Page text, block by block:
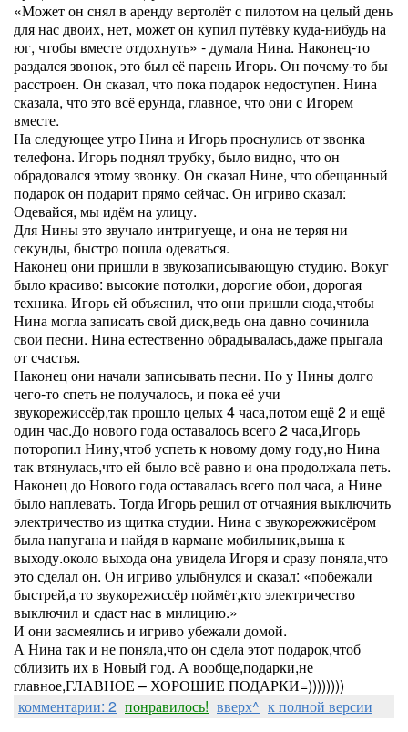
«Может он снял в аренду вертолёт с пилотом на целый день
для нас двоих, нет, может он купил путёвку куда-нибудь на
юг, чтобы вместе отдохнуть» - думала Нина. Наконец-то
раздался звонок, это был её парень Игорь. Он почему-то бы
расстроен. Он сказал, что пока подарок недоступен. Нина
сказала, что это всё ерунда, главное, что они с Игорем
вместе.
На следующее утро Нина и Игорь проснулись от звонка
телефона. Игорь поднял трубку, было видно, что он
обрадовался этому звонку. Он сказал Нине, что обещанный
подарок он подарит прямо сейчас. Он игриво сказал:
Одевайся, мы идём на улицу.
Для Нины это звучало интригуеще, и она не теряя ни
секунды, быстро пошла одеваться.
Наконец они пришли в звукозаписывающую студию. Вокуг
было красиво: высокие потолки, дорогие обои, дорогая
техника. Игорь ей объяснил, что они пришли сюда,чтобы
Нина могла записать свой диск,ведь она давно сочинила
свои песни. Нина естественно обрадывалась,даже прыгала
от счастья.
Наконец они начали записывать песни. Но у Нины долго
чего-то спеть не получалось, и пока её учи
звукорежиссёр,так прошло целых 4 часа,потом ещё 2 и ещё
один час.До нового года оставалось всего 2 часа,Игорь
поторопил Нину,чтоб успеть к новому дому году,но Нина
так втянулась,что ей было всё равно и она продолжала петь.
Наконец до Нового года оставалась всего пол часа, а Нине
было наплевать. Тогда Игорь решил от отчаяния выключить
электричество из щитка студии. Нина с звукорежжисёром
была напугана и найдя в кармане мобильник,выша к
выходу.около выхода она увидела Игоря и сразу поняла,что
это сделал он. Он игриво улыбнулся и сказал: «побежали
быстрей,а то звукорежиссёр поймёт,кто электричество
выключил и сдаст нас в милицию.»
И они засмеялись и игриво убежали домой.
А Нина так и не поняла,что он сдела этот подарок,чтоб
сблизить их в Новый год. А вообще,подарки,не
главное,ГЛАВНОЕ – ХОРОШИЕ ПОДАРКИ=))))))))
комментарии: 2 понравилось! вверх^ к полной версии